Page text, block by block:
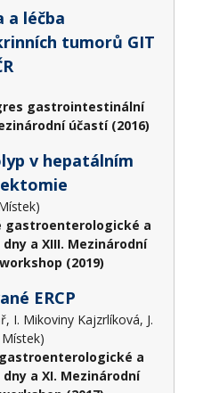
a léčba
tumorů GIT
gastrointestinální
účastí (2016)
v hepatálním
gastroenterologické a
a XIII. Mezinárodní
(2019)
ERCP
I. Mikoviny Kajzrlíková, J.
a
a XI. Mezinárodní